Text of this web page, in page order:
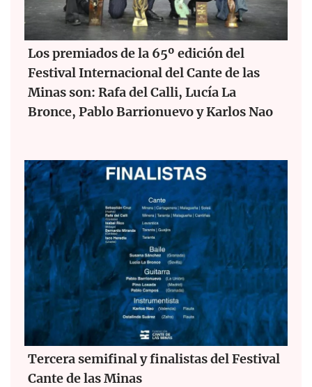
Los premiados de la 65º edición del
Festival Internacional del Cante de las
Minas son: Rafa del Calli, Lucía La
Bronce, Pablo Barrionuevo y Karlos Nao
Tercera semifinal y finalistas del Festival
Cante de las Minas